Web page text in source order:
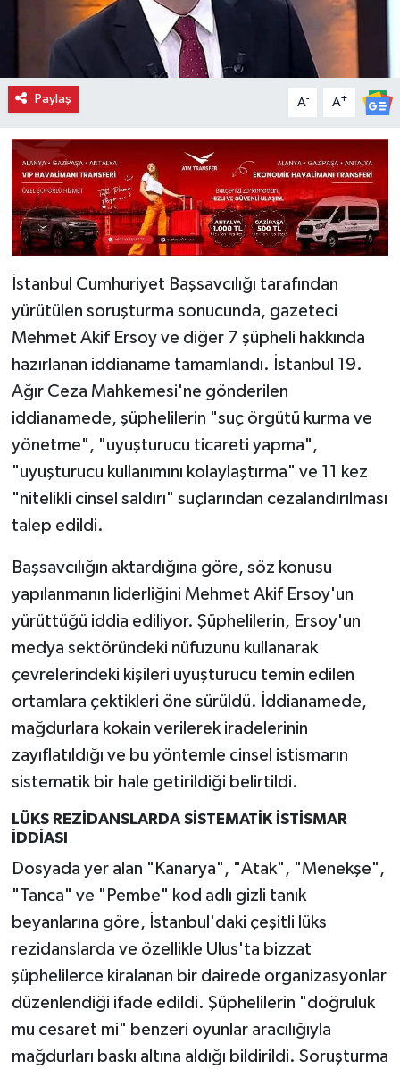
Paylaş A- A+
İstanbul Cumhuriyet Başsavcılığı tarafından
yürütülen soruşturma sonucunda, gazeteci
Mehmet Akif Ersoy ve diğer 7 şüpheli hakkında
hazırlanan iddianame tamamlandı. İstanbul 19.
Ağır Ceza Mahkemesi'ne gönderilen
iddianamede, şüphelilerin "suç örgütü kurma ve
yönetme", "uyuşturucu ticareti yapma",
"uyuşturucu kullanımını kolaylaştırma" ve 11 kez
"nitelikli cinsel saldırı" suçlarından cezalandırılması
talep edildi.
Başsavcılığın aktardığına göre, söz konusu
yapılanmanın liderliğini Mehmet Akif Ersoy'un
yürüttüğü iddia ediliyor. Şüphelilerin, Ersoy'un
medya sektöründeki nüfuzunu kullanarak
çevrelerindeki kişileri uyuşturucu temin edilen
ortamlara çektikleri öne sürüldü. İddianamede,
mağdurlara kokain verilerek iradelerinin
zayıflatıldığı ve bu yöntemle cinsel istismarın
sistematik bir hale getirildiği belirtildi.
LÜKS REZİDANSLARDA SİSTEMATİK İSTİSMAR
İDDİASI
Dosyada yer alan "Kanarya", "Atak", "Menekşe",
"Tanca" ve "Pembe" kod adlı gizli tanık
beyanlarına göre, İstanbul'daki çeşitli lüks
rezidanslarda ve özellikle Ulus'ta bizzat
şüphelilerce kiralanan bir dairede organizasyonlar
düzenlendiği ifade edildi. Şüphelilerin "doğruluk
mu cesaret mi" benzeri oyunlar aracılığıyla
mağdurları baskı altına aldığı bildirildi. Soruşturma